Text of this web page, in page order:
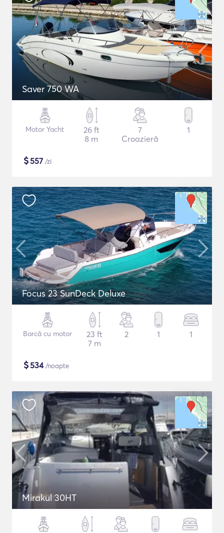
Saver 750 WA
Motor Yacht
26 ft
8 m
7
Croazieră
1
$557 /zi
Focus 23 SunDeck Deluxe
Barcă cu motor
23 ft
7 m
2 1 1
$534/noapte
Mirakul 30HT